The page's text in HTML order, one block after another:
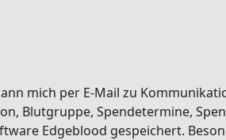
mich per E-Mail zu
Blutgruppe, Spendetermine,
Edgeblood gespeichert.